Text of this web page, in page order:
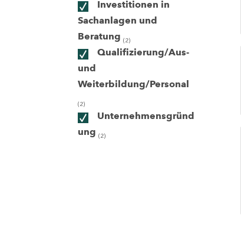
Investitionen in
Sachanlagen und
Beratung (2)
Qualifizierung/Aus-
und
Weiterbildung/Personal
(2)
Unternehmensgründ
ung (2)